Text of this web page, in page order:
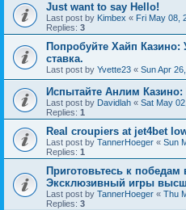
Just want to say Hello!
Last post by Kimbex « Fri May 08,
Replies: 3
Попробуйте Хайп
ставка.
Last post by Yvette23 « Sun Apr
Испытайте Анлим
Last post by Davidlah « Sat May
Replies: 1
Real croupiers at jet4bet
Last post by TannerHoeger « Sun
Replies: 1
Приготовьтесь к
Эксклюзивный игры
Last post by TannerHoeger « Thu
Replies: 3